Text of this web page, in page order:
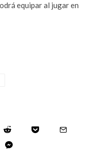
equipar al jugar en